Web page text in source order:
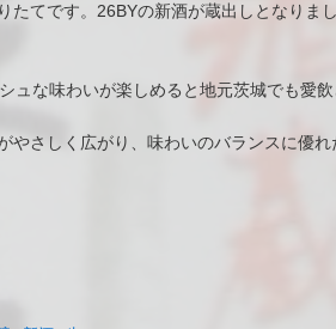
たてです。26BYの新酒が蔵出しとなりまし
ュな味わいが楽しめると地元茨城でも愛飲
やさしく広がり、味わいのバランスに優れ